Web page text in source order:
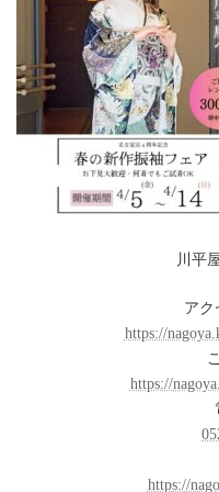
川平
アク
https://
https://
https://